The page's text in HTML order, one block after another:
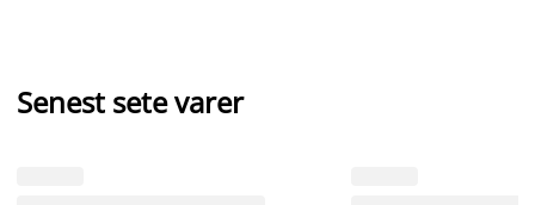
Senest sete varer